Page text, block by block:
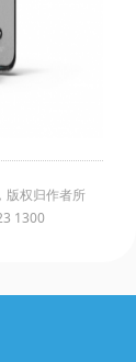
版权归作者所
1300